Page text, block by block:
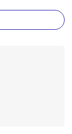
um álbum
nova jornada
guardado e